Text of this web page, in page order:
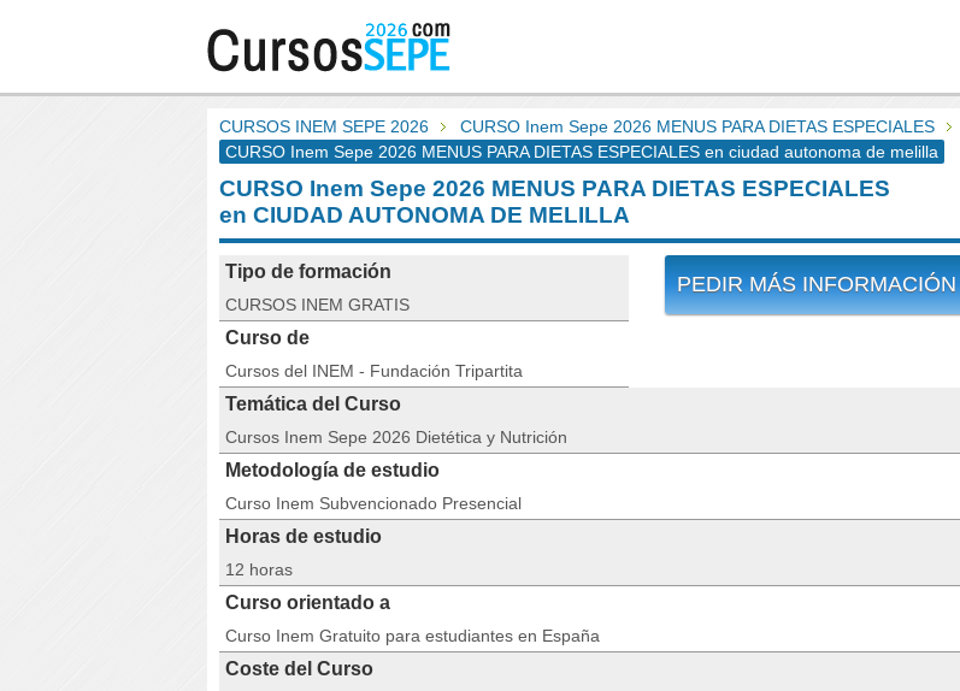
CURSOS INEM SEPE 2026
CURSO Inem Sepe 2026 MENUS PARA DIETAS ESPECIALES
CURSO Inem Sepe 2026 MENUS PARA DIETAS ESPECIALES en ciudad autonoma de melilla
CURSO Inem Sepe 2026 MENUS PARA DIETAS ESPECIALES
en CIUDAD AUTONOMA DE MELILLA
PEDIR MÁS INFORMACIÓN
Tipo de formación
CURSOS INEM GRATIS
Curso de
Cursos del INEM - Fundación Tripartita
Temática del Curso
Cursos Inem Sepe 2026 Dietética y Nutrición
Metodología de estudio
Curso Inem Subvencionado Presencial
Horas de estudio
12 horas
Curso orientado a
Curso Inem Gratuito para estudiantes en España
Coste del Curso